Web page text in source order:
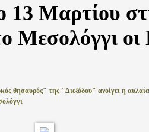
13 Μαρτίου
Μεσολόγγι οι
θησαυρός" της "Διεξόδου" ανοίγει η